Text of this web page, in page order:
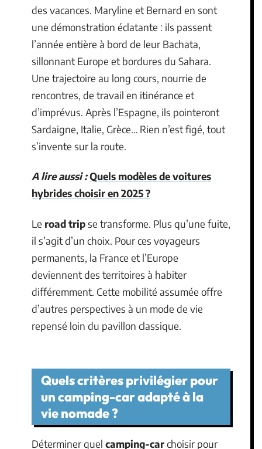
des vacances. Maryline et Bernard en sont
une démonstration éclatante : ils passent
l’année entière à bord de leur Bachata,
sillonnant Europe et bordures du Sahara.
Une trajectoire au long cours, nourrie de
rencontres, de travail en itinérance et
d’imprévus. Après l’Espagne, ils pointeront
Sardaigne, Italie, Grèce… Rien n’est figé, tout
s’invente sur la route.
A lire aussi :Quels modèles de voitures
hybrides choisir en 2025 ?
Le road tripse transforme. Plus qu’une fuite,
il s’agit d’un choix. Pour ces voyageurs
permanents, la France et l’Europe
deviennent des territoires à habiter
différemment. Cette mobilité assumée offre
d’autres perspectives à un mode de vie
repensé loin du pavillon classique.
Quels critères privilégier pour
un camping-car adapté à la
vie nomade ?
Déterminer quel camping-carchoisir pour